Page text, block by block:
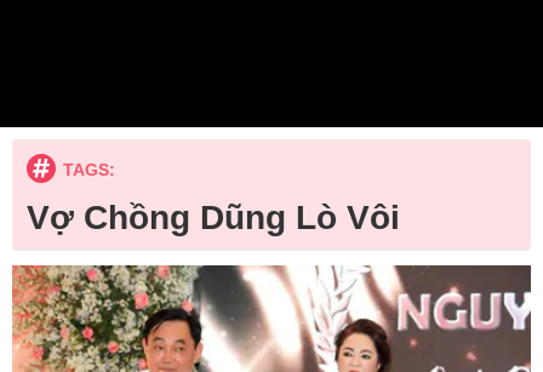
TAGS:
Vợ Chồng Dũng Lò Vôi